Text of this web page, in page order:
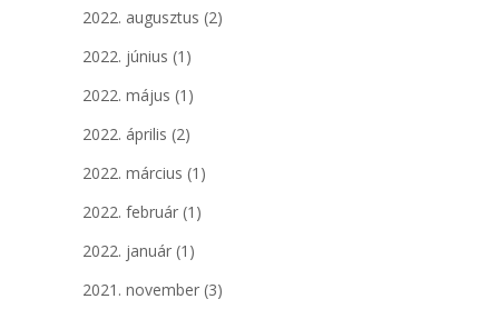
2022. augusztus (2)
2022. június (1)
2022. május (1)
2022. április (2)
2022. március (1)
2022. február (1)
2022. január (1)
2021. november (3)